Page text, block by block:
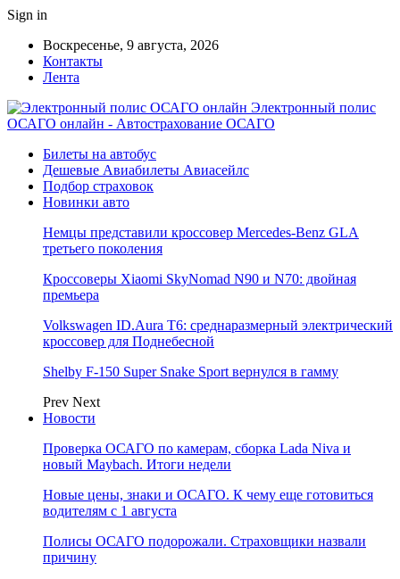
Sign in
Воскресенье, 9 августа, 2026
Контакты
Лента
Электронный полис
ОСАГО онлайн - Автострахование ОСАГО
Билеты на автобус
Дешевые Авиабилеты Авиасейлс
Подбор страховок
Новинки авто
Немцы представили кроссовер Mercedes-Benz GLA
третьего поколения
Кроссоверы Xiaomi SkyNomad N90 и N70: двойная
премьера
Volkswagen ID.Aura T6: среднаразмерный электрический
кроссовер для Поднебесной
Shelby F-150 Super Snake Sport вернулся в гамму
Prev Next
Новости
Проверка ОСАГО по камерам, сборка Lada Niva и
новый Maybach. Итоги недели
Новые цены, знаки и ОСАГО. К чему еще готовиться
водителям с 1 августа
Полисы ОСАГО подорожали. Страховщики назвали
причину